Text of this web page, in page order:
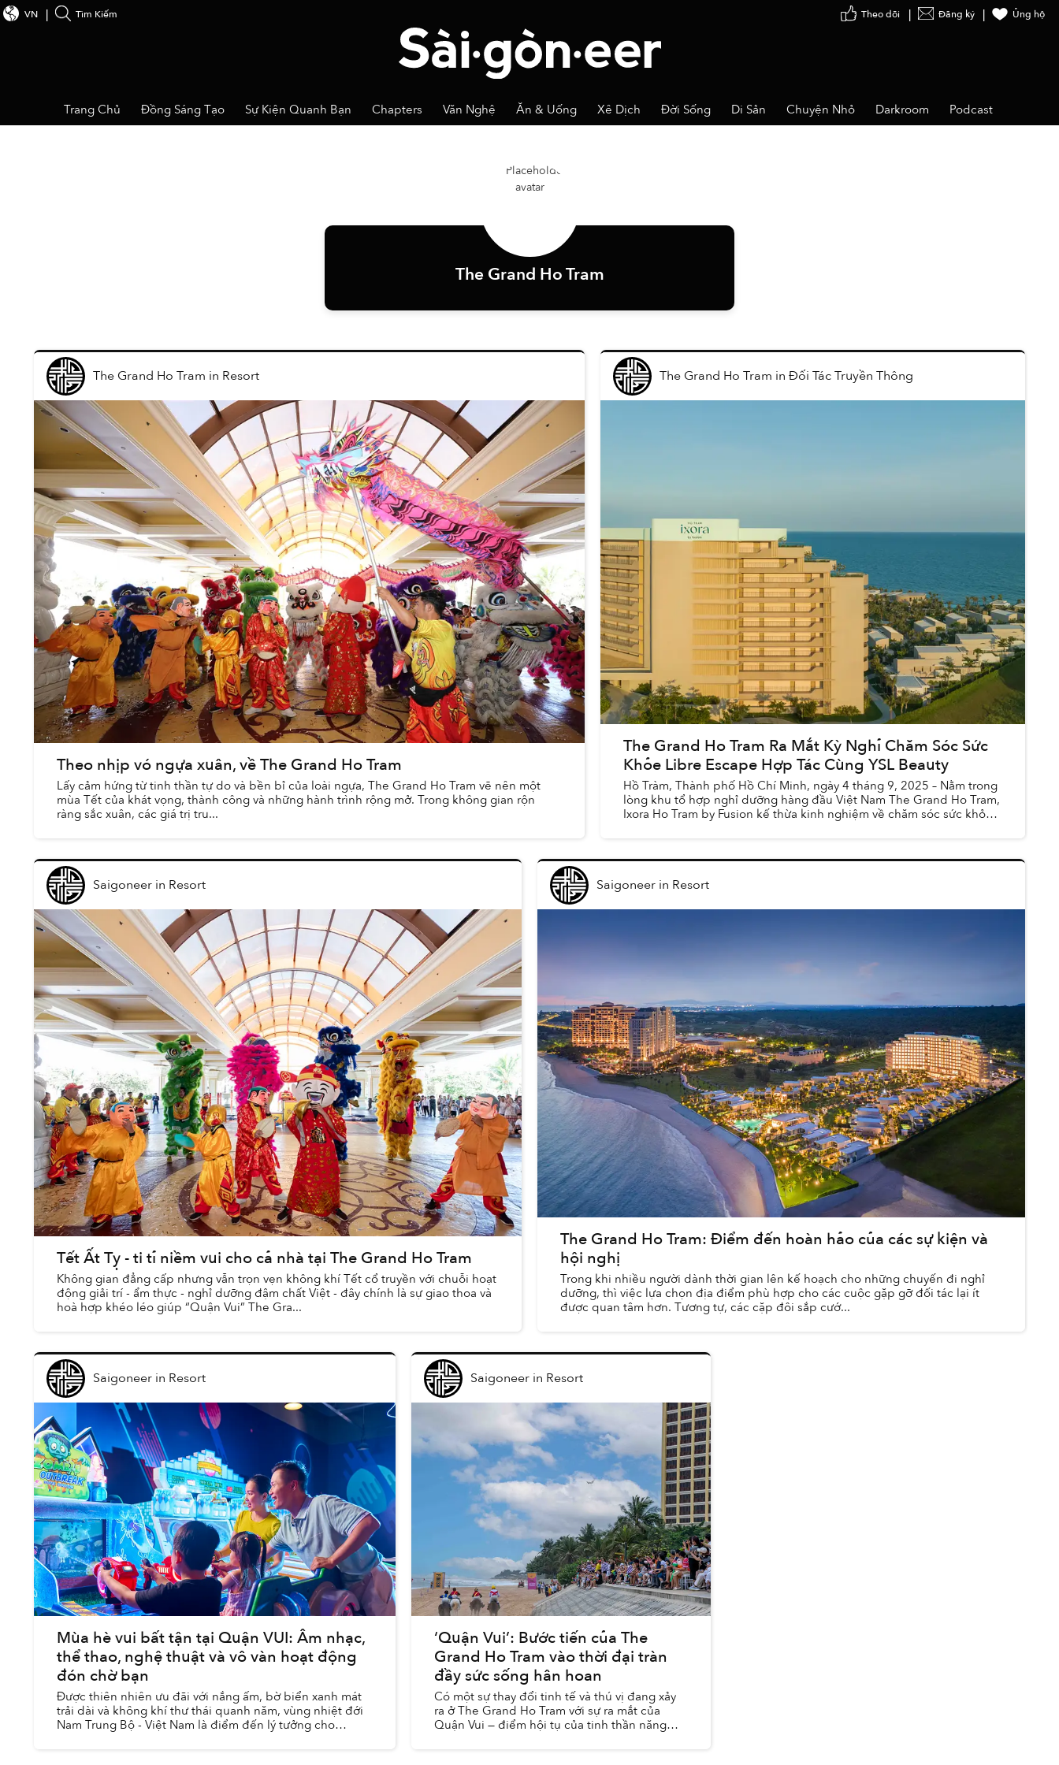
Đăng ký Ủng hộ
VN Tìm Kiếm
Trang Chủ Đồng Sáng Tạo Sự Kiện Quanh Bạn Chapters Văn Nghệ Ăn & Uống Xê Dịch Đời Sống Di Sản Chuyện Nhỏ Darkroom Podcast
The Grand Ho Tram
The Grand Ho Tram in Resort
Theo nhịp vó ngựa xuân, về The Grand Ho Tram
Lấy cảm hứng từ tinh thần tự do và bền bỉ của loài ngựa, The Grand Ho Tram vẽ nên một
mùa Tết của khát vọng, thành công và những hành trình rộng mở. Trong không gian rộn
ràng sắc xuân, các giá trị tru...
The Grand Ho Tram in Đối Tác Truyền Thông
The Grand Ho Tram Ra Mắt Kỳ Nghỉ Chăm Sóc Sức
Khỏe Libre Escape Hợp Tác Cùng YSL Beauty
Hồ Tràm, Thành phố Hồ Chí Minh, ngày 4 tháng 9, 2025 – Nằm trong
lòng khu tổ hợp nghỉ dưỡng hàng đầu Việt Nam The Grand Ho Tram,
Ixora Ho Tram by Fusion kế thừa kinh nghiệm về chăm sóc sức khỏe
Saigoneerin Resort
Tết Ất Tỵ - ti tỉ niềm vui cho cả nhà tại The Grand Ho Tram
Không gian đẳng cấp nhưng vẫn trọn vẹn không khí Tết cổ truyền với chuỗi hoạt
động giải trí - ẩm thực - nghỉ dưỡng đậm chất Việt - đây chính là sự giao thoa và
hoà hợp khéo léo giúp “Quận Vui” The Gra...
Saigoneerin Resort
The Grand Ho Tram: Điểm đến hoàn hảo của các sự kiện và
hội nghị
Trong khi nhiều người dành thời gian lên kế hoạch cho những chuyến đi nghỉ
dưỡng, thì việc lựa chọn địa điểm phù hợp cho các cuộc gặp gỡ đối tác lại ít
được quan tâm hơn. Tương tự, các cặp đôi sắp cướ...
Saigoneerin Resort
Mùa hè vui bất tận tại Quận VUI: Âm nhạc,
thể thao, nghệ thuật và vô vàn hoạt động
đón chờ bạn
Được thiên nhiên ưu đãi với nắng ấm, bờ biển xanh mát
trải dài và không khí thư thái quanh năm, vùng nhiệt đới
Nam Trung Bộ - Việt Nam là điểm đến lý tưởng cho
Saigoneer in Resort
‘Quận Vui’: Bước tiến của The
Grand Ho Tram vào thời đại tràn
đầy sức sống hân hoan
Có một sự thay đổi tinh tế và thú vị đang xảy
ra ở The Grand Ho Tram với sự ra mắt của
Quận Vui — điểm hội tụ của tinh thần năng